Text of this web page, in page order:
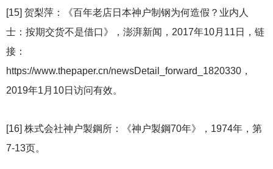
[15] 贺梨萍：《百年老店日本神户制钢为何造假？业内人
士：按期交货不是借口》，澎湃新闻，2017年10月11日，链
接：
https://www.thepaper.cn/newsDetail_forward_1820330，
2019年1月10日访问有效。
[16] 株式会社神户製鋼所：《神户製鋼70年》，1974年，第
7-13页。